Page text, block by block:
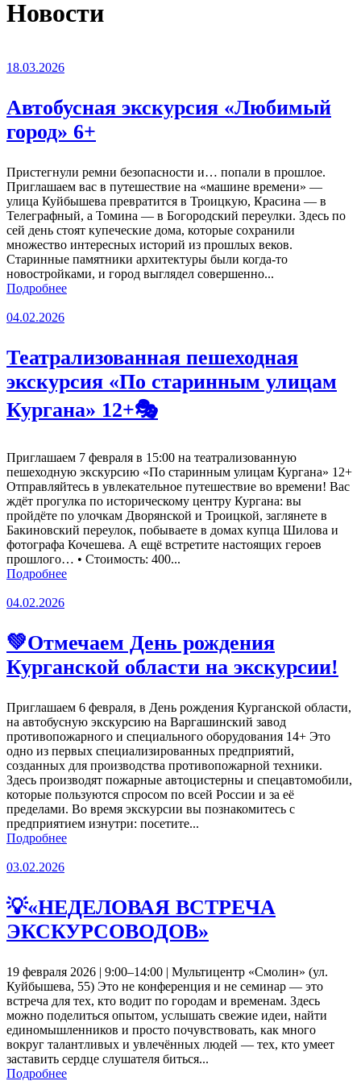
Новости
18.03.2026
Автобусная экскурсия «Любимый
город» 6+
Пристегнули ремни безопасности и… попали в прошлое.
Приглашаем вас в путешествие на «машине времени» —
улица Куйбышева превратится в Троицкую, Красина — в
Телеграфный, а Томина — в Богородский переулки. Здесь по
сей день стоят купеческие дома, которые сохранили
множество интересных историй из прошлых веков.
Старинные памятники архитектуры были когда-то
новостройками, и город выглядел совершенно...
Подробнее
04.02.2026
Театрализованная пешеходная
экскурсия «По старинным улицам
Кургана» 12+🎭
Приглашаем 7 февраля в 15:00 на театрализованную
пешеходную экскурсию «По старинным улицам Кургана» 12+
Отправляйтесь в увлекательное путешествие во времени! Вас
ждёт прогулка по историческому центру Кургана: вы
пройдёте по улочкам Дворянской и Троицкой, заглянете в
Бакиновский переулок, побываете в домах купца Шилова и
фотографа Кочешева. А ещё встретите настоящих героев
прошлого… • Стоимость: 400...
Подробнее
04.02.2026
💚Отмечаем День рождения
Курганской области на экскурсии!
Приглашаем 6 февраля, в День рождения Курганской области,
на автобусную экскурсию на Варгашинский завод
противопожарного и специального оборудования 14+ Это
одно из первых специализированных предприятий,
созданных для производства противопожарной техники.
Здесь производят пожарные автоцистерны и спецавтомобили,
которые пользуются спросом по всей России и за её
пределами. Во время экскурсии вы познакомитесь с
предприятием изнутри: посетите...
Подробнее
03.02.2026
💡«НЕДЕЛОВАЯ ВСТРЕЧА
ЭКСКУРСОВОДОВ»
19 февраля 2026 | 9:00–14:00 | Мультицентр «Смолин» (ул.
Куйбышева, 55) Это не конференция и не семинар — это
встреча для тех, кто водит по городам и временам. Здесь
можно поделиться опытом, услышать свежие идеи, найти
единомышленников и просто почувствовать, как много
вокруг талантливых и увлечённых людей — тех, кто умеет
заставить сердце слушателя биться...
Подробнее